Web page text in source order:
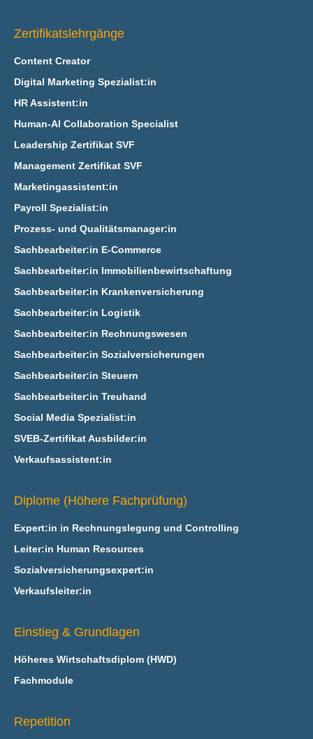
Zertifikatslehrgänge
Content Creator
Digital Marketing Spezialist:in
HR Assistent:in
Human-AI Collaboration Specialist
Leadership Zertifikat SVF
Management Zertifikat SVF
Marketingassistent:in
Payroll Spezialist:in
Prozess- und Qualitätsmanager:in
Sachbearbeiter:in E‑Commerce
Sachbearbeiter:in Immobilienbewirtschaftung
Sachbearbeiter:in Krankenversicherung
Sachbearbeiter:in Logistik
Sachbearbeiter:in Rechnungswesen
Sachbearbeiter:in Sozialversicherungen
Sachbearbeiter:in Steuern
Sachbearbeiter:in Treuhand
Social Media Spezialist:in
SVEB-Zertifikat Ausbilder:in
Verkaufsassistent:in
Diplome (Höhere Fachprüfung)
Expert:in in Rechnungslegung und Controlling
Leiter:in Human Resources
Sozialversicherungsexpert:in
Verkaufsleiter:in
Einstieg & Grundlagen
Höheres Wirtschaftsdiplom (HWD)
Fachmodule
Repetition